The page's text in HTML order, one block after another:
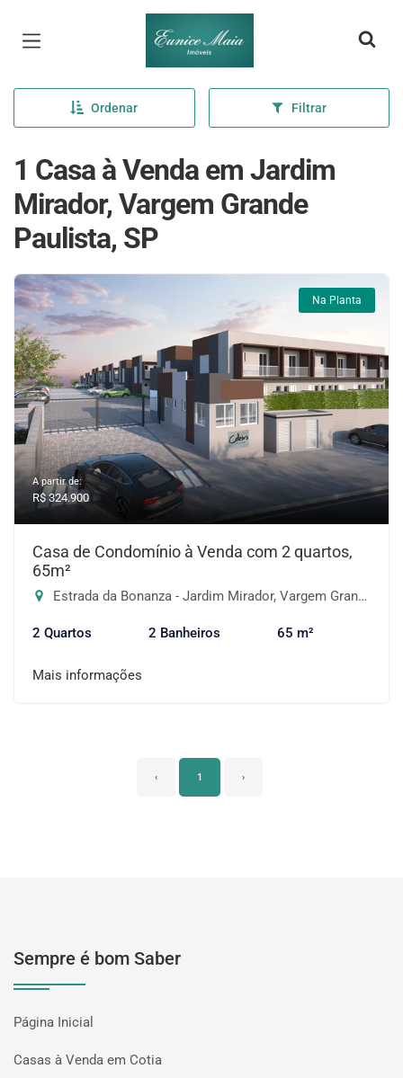
Página inicial
Ordenar Filtrar
1 Casa à Venda em Jardim
Mirador, Vargem Grande
Paulista, SP
Na Planta
A partir de:
R$ 324.900
Casa de Condomínio à Venda com 2 quartos,
65m²
Estrada da Bonanza - Jardim Mirador, Vargem Grande Paulista-SP
2 Quartos 2 Banheiros 65 m²
Mais informações
‹ 1 ›
Sempre é bom Saber
Página Inicial
Casas à Venda em Cotia